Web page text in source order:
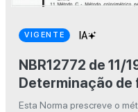
VIGENTE
NBR12772 de 11/1992 - Água -
Determinação de
ensaio
Esta Norma prescreve o